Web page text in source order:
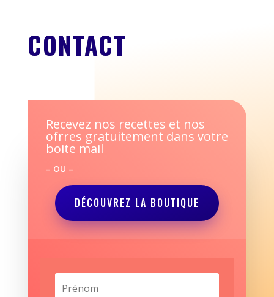
CONTACT
Recevez nos recettes et nos
ofrres gratuitement dans votre
boite mail
– OU –
DÉCOUVREZ LA BOUTIQUE